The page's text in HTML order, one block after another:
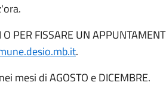
O PER FISSARE UN
.
mesi di AGOSTO e DICEMBRE.